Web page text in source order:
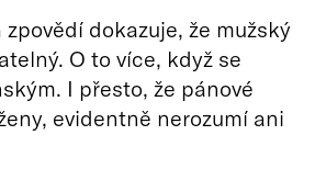
dokazuje, že mužský
O to více, když se
I přesto, že pánové
evidentně nerozumí ani